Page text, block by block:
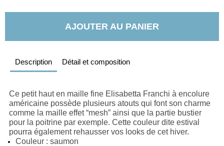
AJOUTER AU PANIER
Description Détail et composition
Ce petit haut en maille fine Elisabetta Franchi à encolure
américaine possède plusieurs atouts qui font son charme
comme la maille effet “mesh” ainsi que la partie bustier
pour la poitrine par exemple. Cette couleur dite estival
pourra également rehausser vos looks de cet hiver.
Couleur : saumon